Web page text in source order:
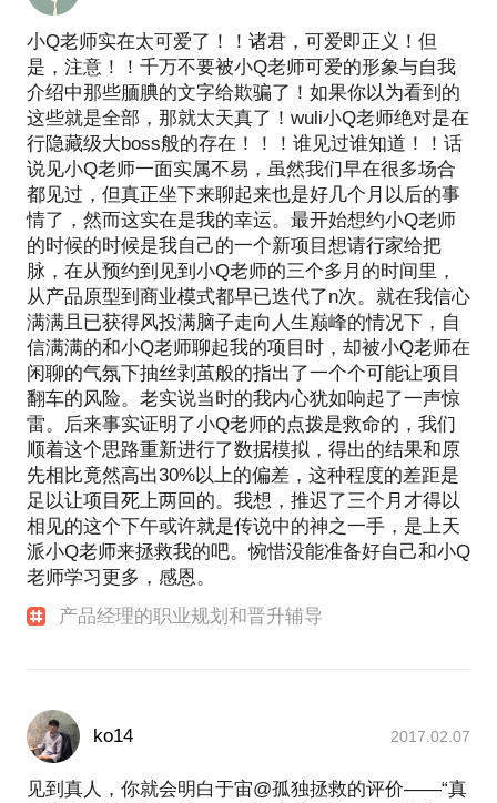
小Q老师实在太可爱了！！诸君，可爱即正义！但
是，注意！！千万不要被小Q老师可爱的形象与自我
介绍中那些腼腆的文字给欺骗了！如果你以为看到的
这些就是全部，那就太天真了！wuli小Q老师绝对是在
行隐藏级大boss般的存在！！！谁见过谁知道！！话
说见小Q老师一面实属不易，虽然我们早在很多场合
都见过，但真正坐下来聊起来也是好几个月以后的事
情了，然而这实在是我的幸运。最开始想约小Q老师
的时候的时候是我自己的一个新项目想请行家给把
脉，在从预约到见到小Q老师的三个多月的时间里，
从产品原型到商业模式都早已迭代了n次。就在我信心
满满且已获得风投满脑子走向人生巅峰的情况下，自
信满满的和小Q老师聊起我的项目时，却被小Q老师在
闲聊的气氛下抽丝剥茧般的指出了一个个可能让项目
翻车的风险。老实说当时的我内心犹如响起了一声惊
雷。后来事实证明了小Q老师的点拨是救命的，我们
顺着这个思路重新进行了数据模拟，得出的结果和原
先相比竟然高出30%以上的偏差，这种程度的差距是
足以让项目死上两回的。我想，推迟了三个月才得以
相见的这个下午或许就是传说中的神之一手，是上天
派小Q老师来拯救我的吧。惋惜没能准备好自己和小Q
老师学习更多，感恩。
产品经理的职业规划和晋升辅导
ko14 2017.02.07
见到真人，你就会明白于宙@孤独拯救的评价——“真